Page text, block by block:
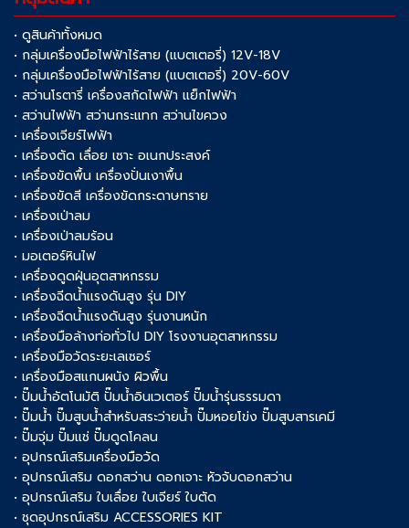
• ดูสินค้าทั้งหมด
• กลุ่มเครื่องมือไฟฟ้าไร้สาย (แบตเตอรี่) 12V-18V
• กลุ่มเครื่องมือไฟฟ้าไร้สาย (แบตเตอรี่) 20V-60V
• สว่านโรตารี่ เครื่องสกัดไฟฟ้า แย็กไฟฟ้า
• สว่านไฟฟ้า สว่านกระแทก สว่านไขควง
• เครื่องเจียร์ไฟฟ้า
• เครื่องตัด เลื่อย เซาะ อเนกประสงค์
• เครื่องขัดพื้น เครื่องปั่นเงาพื้น
• เครื่องขัดสี เครื่องขัดกระดาษทราย
• เครื่องเป่าลม
• เครื่องเป่าลมร้อน
• มอเตอร์หินไฟ
• เครื่องดูดฝุ่นอุตสาหกรรม
• เครื่องฉีดน้ำแรงดันสูง รุ่น DIY
• เครื่องฉีดน้ำแรงดันสูง รุ่นงานหนัก
• เครื่องมือล้างท่อทั่วไป DIY โรงงานอุตสาหกรรม
• เครื่องมือวัดระยะเลเซอร์
• เครื่องมือสแกนผนัง ผิวพื้น
• ปั๊มน้ำอัตโนมัติ ปั๊มน้ำอินเวเตอร์ ปั๊มน้ำรุ่นธรรมดา
• ปั๊มน้ำ ปั๊มสูบน้ำสำหรับสระว่ายน้ำ ปั๊มหอยโข่ง ปั๊มสูบสารเคมี
• ปั๊มจุ่ม ปั๊มแช่ ปั๊มดูดโคลน
• อุปกรณ์เสริมเครื่องมือวัด
• อุปกรณ์เสริม ดอกสว่าน ดอกเจาะ หัวจับดอกสว่าน
• อุปกรณ์เสริม ใบเลื่อย ใบเจียร์ ใบตัด
• ชุดอุปกรณ์เสริม ACCESSORIES KIT